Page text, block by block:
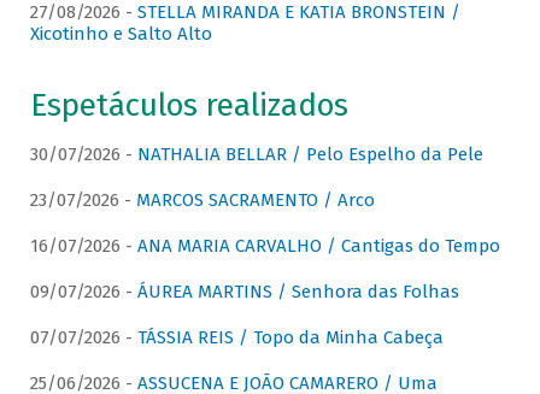
27/08/2026 - STELLA MIRANDA E KATIA BRONSTEIN /
Xicotinho e Salto Alto
Espetáculos realizados
30/07/2026 - NATHALIA BELLAR / Pelo Espelho da Pele
23/07/2026 - MARCOS SACRAMENTO / Arco
16/07/2026 - ANA MARIA CARVALHO / Cantigas do Tempo
09/07/2026 - ÁUREA MARTINS / Senhora das Folhas
07/07/2026 - TÁSSIA REIS / Topo da Minha Cabeça
25/06/2026 - ASSUCENA E JOÃO CAMARERO / Uma